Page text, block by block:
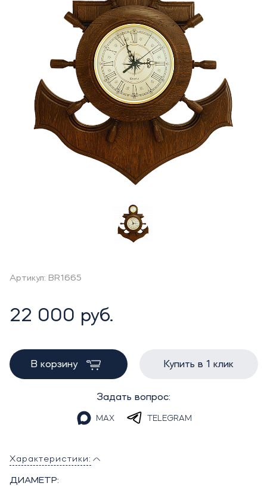
Артикул: BR1665
22 000 руб.
В корзину Купить в 1 клик
Задать вопрос:
MAX TELEGRAM
Характеристики:
ДИАМЕТР: